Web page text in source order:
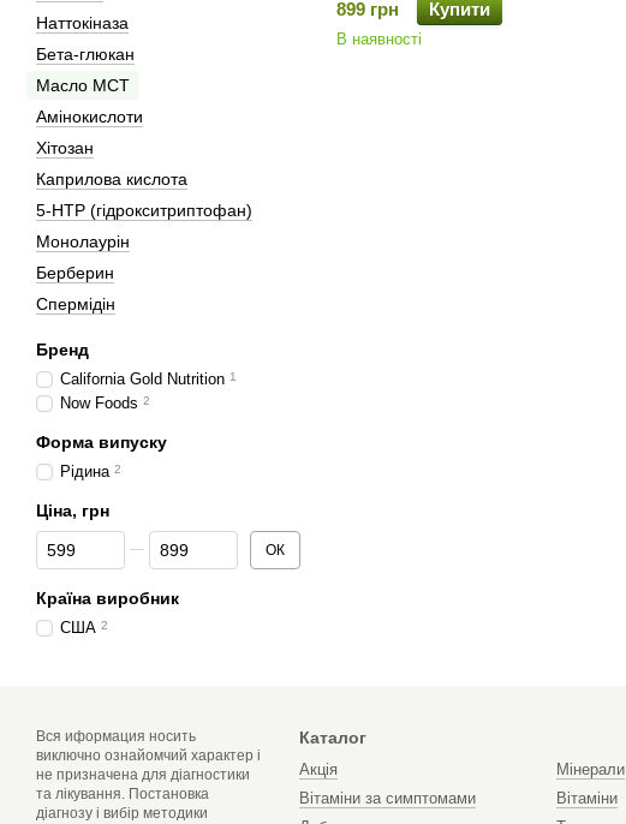
899 грн
Купити
В наявності
Наттокіназа
Бета-глюкан
Масло МСТ
Амінокислоти
Хітозан
Каприлова кислота
5-HTP (гідрокситриптофан)
Монолаурін
Берберин
Спермідін
Бренд
California Gold Nutrition 1
Now Foods 2
Форма випуску
Рідина 2
Ціна, грн
Від Ціна, грн
До Ціна, грн ОК
Країна виробник
США 2
Вся иформация носить
виключно ознайомчий характер і
не призначена для діагностики
та лікування. Постановка
діагнозу і вибір методики
Каталог
Акція
Вітаміни за симптомами
Мінерали
Вітаміни